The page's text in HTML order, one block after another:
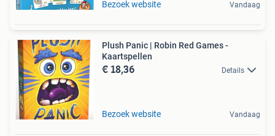
Bezoek website Vandaag
Plush Panic | Robin Red Games -
Kaartspellen
€ 18,36 Details
Bezoek website Vandaag